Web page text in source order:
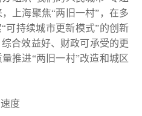
上海聚焦“两旧一村”，在多
可持续城市更新模式”的创新
合效益好、财政可承受的更
推进“两旧一村”改造和城区
度